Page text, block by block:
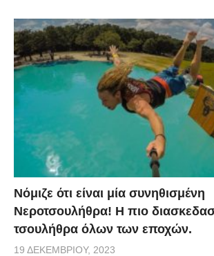
Νόμιζε ότι είναι μία συνηθισμένη
Νεροτσουλήθρα! Η πιο
τσουλήθρα όλων των εποχών.
19 ΔΕΚΕΜΒΡΊΟΥ, 2023